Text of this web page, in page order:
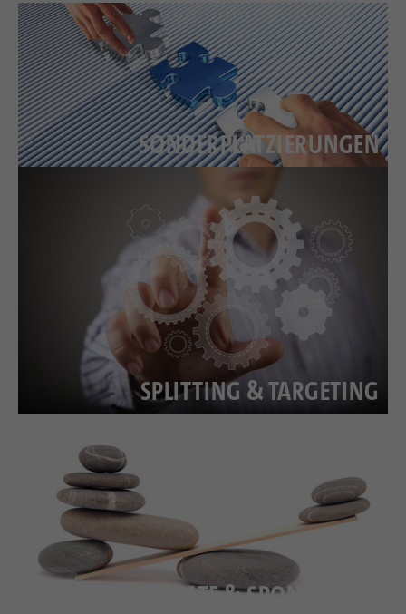
SONDERPLATZIERUNGEN
SPLITTING & TARGETING
PATRONATE & SPONSORING
Zweck PHPs Standard Sitzungs Identifikation
Laufzeit 1 Jahr
Zweck
Cookie von AT INTERNET zur Steuerung der
erweiterten Script- und Ereignisbehandlung